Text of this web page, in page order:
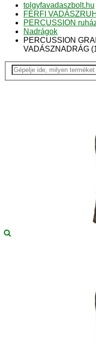
tolgyfavadaszbolt.hu
FÉRFI
PERCUSSION
Nadrágok
PERCUSSION
VADÁSZNADRÁG